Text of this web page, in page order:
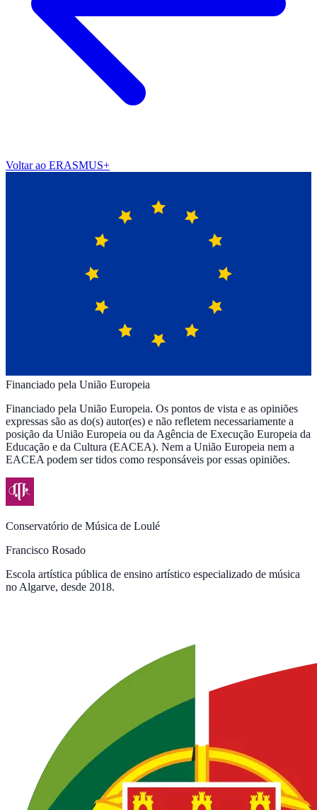
Voltar ao ERASMUS+
Financiado pela União Europeia
Financiado pela União Europeia. Os pontos de vista e as opiniões
expressas são as do(s) autor(es) e não refletem necessariamente a
posição da União Europeia ou da Agência de Execução Europeia da
Educação e da Cultura (EACEA). Nem a União Europeia nem a
EACEA podem ser tidos como responsáveis por essas opiniões.
Conservatório de Música de Loulé
Francisco Rosado
Escola artística pública de ensino artístico especializado de música
no Algarve, desde 2018.